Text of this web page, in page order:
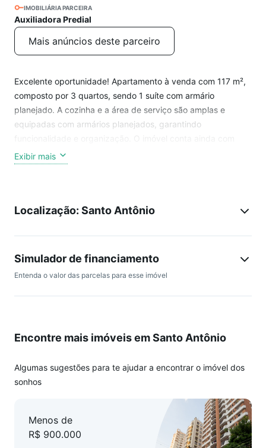
IMOBILIÁRIA PARCEIRA
Auxiliadora Predial
Mais anúncios deste parceiro
Excelente oportunidade! Apartamento à venda com 117 m²,
composto por 3 quartos, sendo 1 suíte com armário
planejado. A cozinha e a área de serviço são amplas e
equipadas com armários planejados, garantindo
banheiro social, banheiro de serviço, sacada com conteúdo
removido e 1 vaga de garagem. O condomínio oferece
playground e portaria 24 horas. Localização privilegiada,
padarias, farmácias e muito mais. Ideal para quem busca
conforto, praticidade e qualidade de vida em um só lugar.
Exibir mais
Localização: Santo Antônio
Simulador de financiamento
Entenda o valor das parcelas para esse imóvel
Encontre mais imóveis em Santo Antônio
Algumas sugestões para te ajudar a encontrar o imóvel dos
sonhos
Menos de
R$ 900.000